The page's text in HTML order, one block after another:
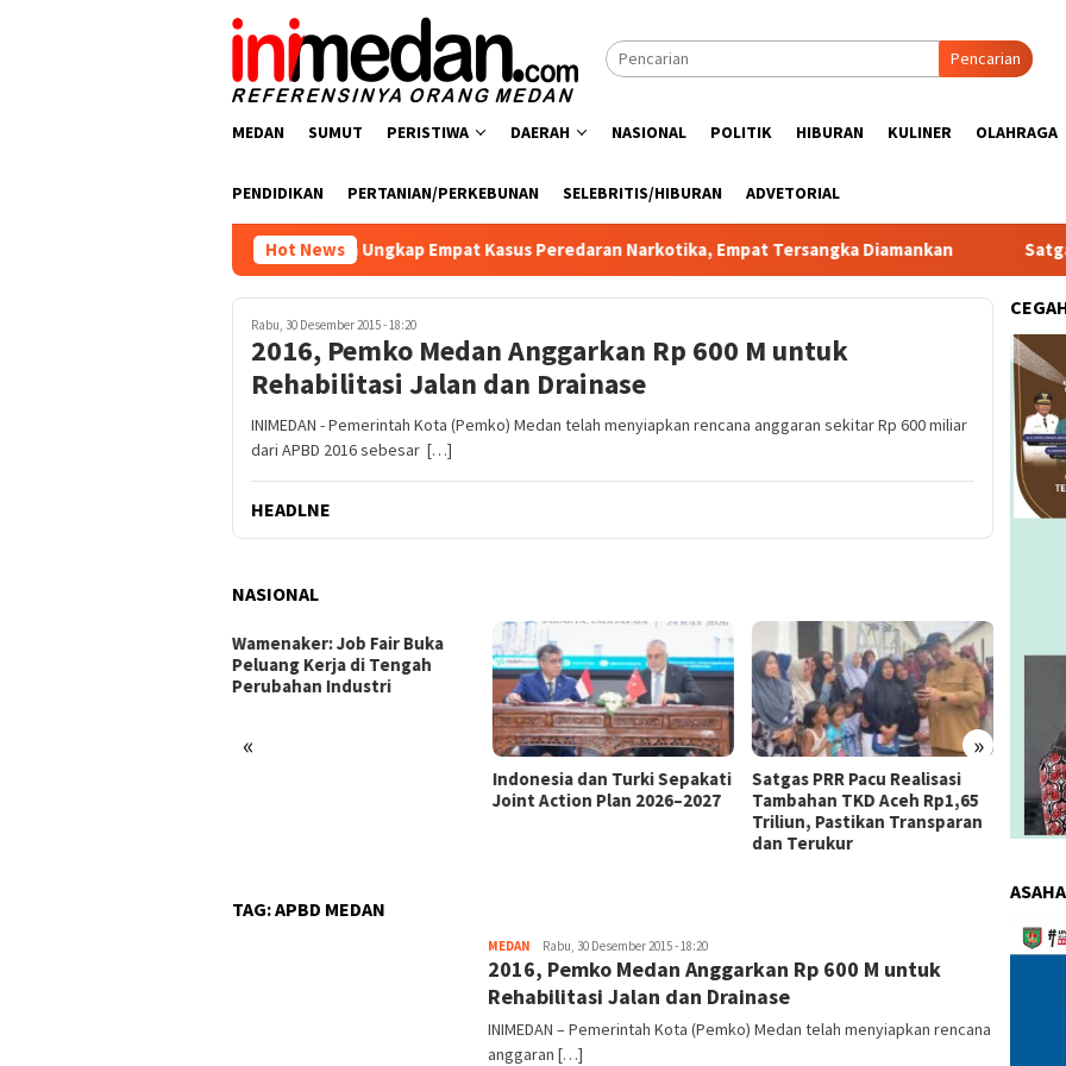
Pencarian
MEDAN SUMUT PERISTIWA DAERAH NASIONAL POLITIK HIBURAN KULINER OLAHRAGA
PENDIDIKAN PERTANIAN/PERKEBUNAN SELEBRITIS/HIBURAN ADVETORIAL
Hot News
Polres Batu Bara Ungkap Empat Kasus Peredaran Narkotika, Empat Tersangka Diamankan Satgas PRR Pacu
Rabu, 30 Desember 2015 - 18:20
2016, Pemko Medan Anggarkan Rp 600 M untuk
Rehabilitasi Jalan dan Drainase
INIMEDAN - Pemerintah Kota (Pemko) Medan telah menyiapkan rencana anggaran sekitar Rp 600 miliar
dari APBD 2016 sebesar […]
HEADLNE
NASIONAL
« »
Wamenaker: Job Fair Buka
Peluang Kerja di Tengah
Perubahan Industri
Indonesia dan Turki Sepakati
Joint Action Plan 2026–2027
Satgas PRR Pacu Realisasi
Tambahan TKD Aceh Rp1,65
Triliun, Pastikan Transparan
dan Terukur
Indah
PHK
TAG:APBD MEDAN
MEDAN redaksi
Rabu, 30 Desember 2015 - 18:20
2016, Pemko Medan Anggarkan Rp 600 M untuk
Rehabilitasi Jalan dan Drainase
INIMEDAN – Pemerintah Kota (Pemko) Medan telah menyiapkan rencana
anggaran […]
Video